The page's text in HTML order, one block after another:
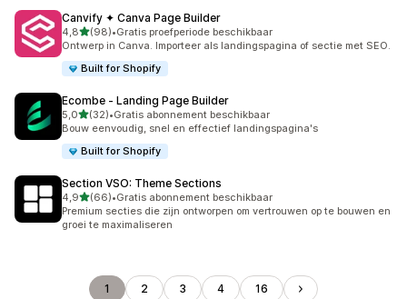
Canvify ✦ Canva Page Builder
4,8van 5 sterren
(98)
98 recensies in totaal
•Gratis proefperiode beschikbaar
Ontwerp in Canva. Importeer als landingspagina of sectie met SEO.
Built for Shopify
Ecombe ‑ Landing Page Builder
5,0van 5 sterren
(32)
32 recensies in totaal
•Gratis abonnement beschikbaar
Bouw eenvoudig, snel en effectief landingspagina's
Built for Shopify
Section VSO: Theme Sections
4,9van 5 sterren
(66)
66 recensies in totaal
•Gratis abonnement beschikbaar
Premium secties die zijn ontworpen om vertrouwen op te bouwen en
groei te maximaliseren
1 2 3 4 16